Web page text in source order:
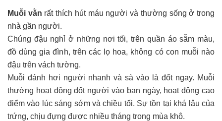
Muỗi vằn rất thích hút máu người và thường sống ở trong
nhà gần người.
Chúng đậu nghỉ ở những nơi tối, trên quần áo sẫm màu,
đồ dùng gia đình, trên các lọ hoa, không có con muỗi nào
đậu trên vách tường.
Muỗi đánh hơi người nhanh và sà vào là đốt ngay. Muỗi
thường hoạt động đốt người vào ban ngày, hoạt động cao
điểm vào lúc sáng sớm và chiều tối. Sự tồn tại khá lâu của
trứng, chịu đựng được nhiều tháng trong mùa khô.